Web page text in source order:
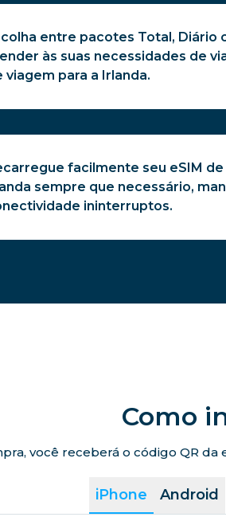
entre pacotes Total, Diário
às suas necessidades de
viagem para a Irlanda.
facilmente seu eSIM de
sempre que necessário,
ininterruptos.
Como
você receberá o código QR
iPhone Android